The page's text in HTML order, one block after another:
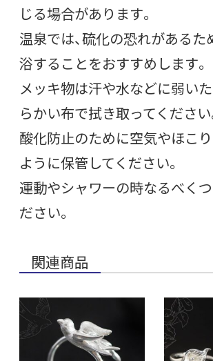
じる場合があります。
温泉では、硫化の恐れがあるた
浴することをおすすめします。
メッキ物は汗や水などに弱い
らかい布で拭き取ってください
酸化防止のために空気やほこ
ように保管してください。
運動やシャワーの時なるべく
ださい。
関連商品